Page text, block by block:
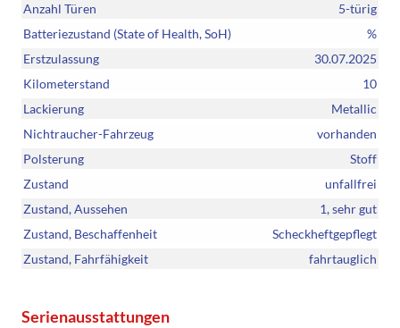
Anzahl Türen
5-türig
Batteriezustand (State of Health, SoH)
%
Erstzulassung
30.07.2025
Kilometerstand
10
Lackierung
Metallic
Nichtraucher-Fahrzeug
vorhanden
Polsterung
Stoff
Zustand
unfallfrei
Zustand, Aussehen
1, sehr gut
Zustand, Beschaffenheit
Scheckheftgepflegt
Zustand, Fahrfähigkeit
fahrtauglich
Serienausstattungen